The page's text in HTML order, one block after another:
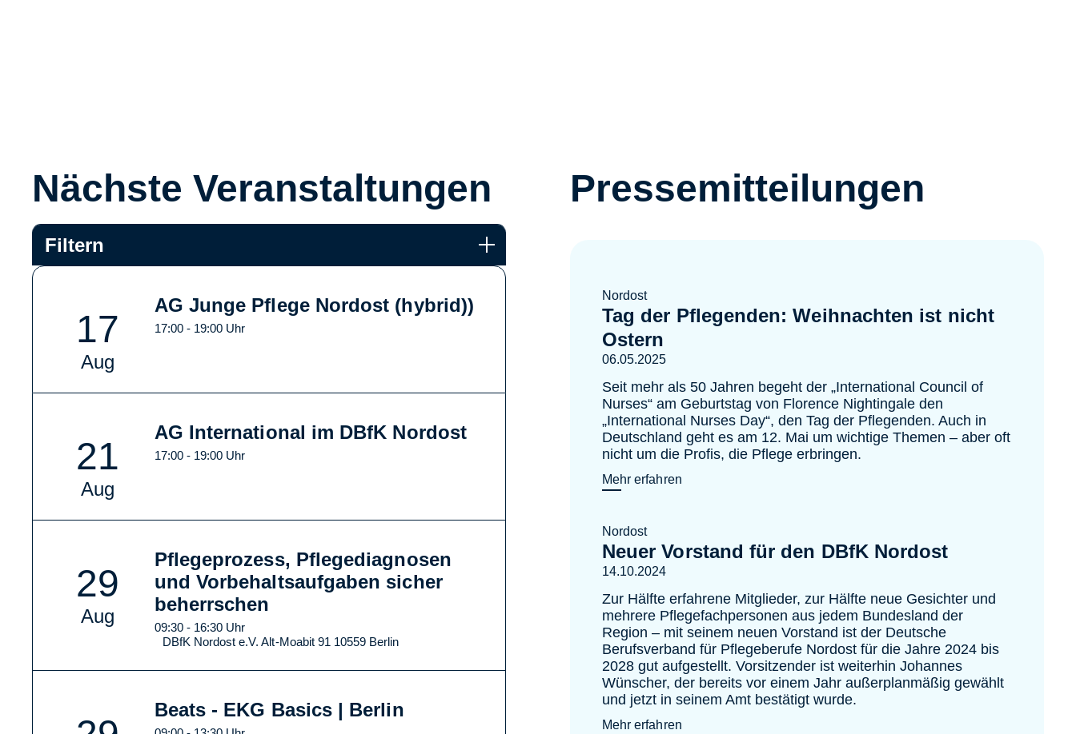
Nächste Veranstaltungen
Filtern
17
Aug
AG Junge Pflege Nordost (hybrid))
17:00 - 19:00 Uhr
21
Aug
AG International im DBfK Nordost
17:00 - 19:00 Uhr
29
Aug
Pflegeprozess, Pflegediagnosen
und Vorbehaltsaufgaben sicher
beherrschen
09:30 - 16:30 Uhr
DBfK Nordost e.V. Alt-Moabit 91 10559 Berlin
Beats - EKG Basics | Berlin
Pressemitteilungen
Nordost
Tag der Pflegenden: Weihnachten ist nicht
Ostern
06.05.2025
Seit mehr als 50 Jahren begeht der „International Council of
Nurses“ am Geburtstag von Florence Nightingale den
„International Nurses Day“, den Tag der Pflegenden. Auch in
Deutschland geht es am 12. Mai um wichtige Themen – aber oft
nicht um die Profis, die Pflege erbringen.
Mehr erfahren
Nordost
Neuer Vorstand für den DBfK Nordost
14.10.2024
Zur Hälfte erfahrene Mitglieder, zur Hälfte neue Gesichter und
mehrere Pflegefachpersonen aus jedem Bundesland der
Region – mit seinem neuen Vorstand ist der Deutsche
Berufsverband für Pflegeberufe Nordost für die Jahre 2024 bis
2028 gut aufgestellt. Vorsitzender ist weiterhin Johannes
Wünscher, der bereits vor einem Jahr außerplanmäßig gewählt
und jetzt in seinem Amt bestätigt wurde.
Mehr erfahren